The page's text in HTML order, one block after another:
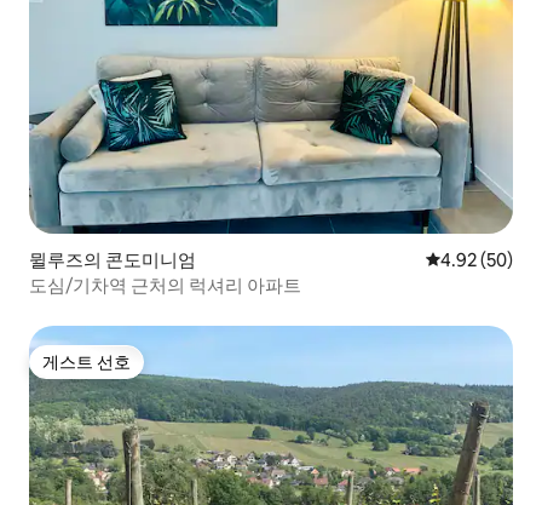
뮐루즈의 콘도미니엄 평점 4.92점(5
4.92 (50)
도심/기차역 근처의 럭셔리 아파트
게스트 선호
게스트 선호